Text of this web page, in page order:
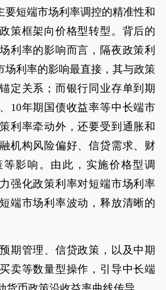
要短端市场利率调控的精准性和
策框架向价格型转型。背后的
利率的影响而言，隔夜政策利
场利率的影响最直接，其与政策
定关系；而银行同业存单到期
10年期国债收益率等中长端市
利率牵动外，还要受到通胀和
机构风险偏好、信贷需求、财
影响。由此，实施价格型调
强化政策利率对短端市场利率
端市场利率波动，释放清晰的
期管理、信贷政策，以及中期
卖等数量型操作，引导中长端